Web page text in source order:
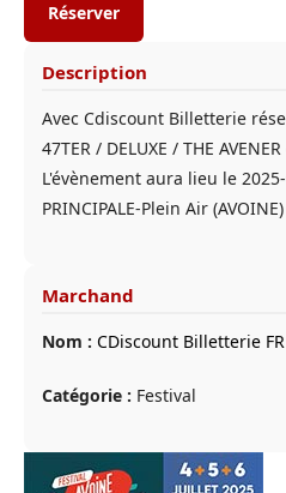
Réserver
Description
Avec Cdiscount Billetterie
47TER / DELUXE / THE
L'évènement aura lieu le
PRINCIPALE-Plein Air (AVOINE)
Marchand
Nom : CDiscount Billetterie FR
Catégorie : Festival